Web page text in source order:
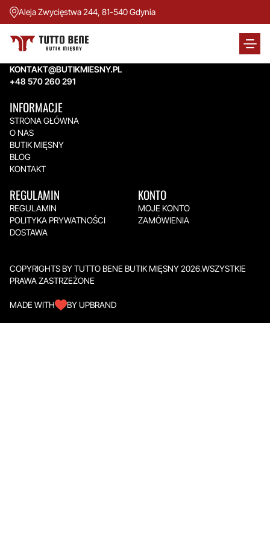
Aleja Zwycięstwa 244, 81-540 Gdynia
TUTTO BENE BUTIK MIĘSNY
Aleja Zwycięstwa 244,
KONTAKT@BUTIKMIESNY.PL
+48 570 260 291
INFORMACJE
STRONA GŁÓWNA
O NAS
BUTIK MIĘSNY
BLOG
KONTAKT
REGULAMIN
REGULAMIN
POLITYKA PRYWATNOŚCI
DOSTAWA
KONTO
MOJE KONTO
ZAMÓWIENIA
COPYRIGHTS BY TUTTO BENE BUTIK MIĘSNY 2026.WSZYSTKIE
PRAWA ZASTRZEŻONE
MADE WITH BY UPBRAND